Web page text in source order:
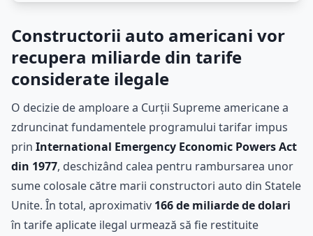
Constructorii auto americani vor
recupera miliarde din tarife
considerate ilegale
O decizie de amploare a Curții Supreme americane a
zdruncinat fundamentele programului tarifar impus
prin International Emergency Economic Powers Act
din 1977, deschizând calea pentru rambursarea unor
sume colosale către marii constructori auto din Statele
Unite. În total, aproximativ 166 de miliarde de dolari
în tarife aplicate ilegal urmează să fie restituite